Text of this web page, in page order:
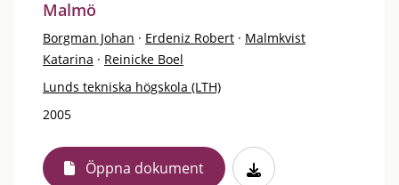
Malmö
Borgman Johan · Erdeniz Robert · Malmkvist
Katarina · Reinicke Boel
Lunds tekniska högskola (LTH)
2005
Öppna dokument